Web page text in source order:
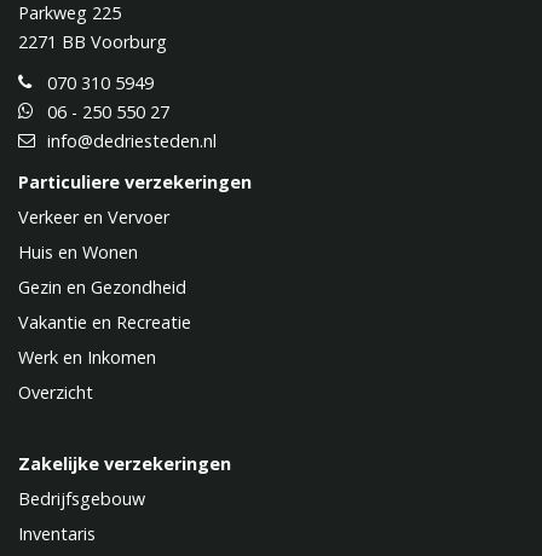
Parkweg 225
2271 BB Voorburg
070 310 5949
06 - 250 550 27
info@dedriesteden.nl
Particuliere verzekeringen
Verkeer en Vervoer
Huis en Wonen
Gezin en Gezondheid
Vakantie en Recreatie
Werk en Inkomen
Overzicht
Zakelijke verzekeringen
Bedrijfsgebouw
Inventaris